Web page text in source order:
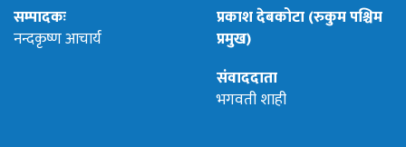
सम्पादकः
नन्दकृष्ण आचार्य
प्रकाश देबकोटा (रुकुम पश्चिम
प्रमुख)
संवाददाता
भगवती शाही